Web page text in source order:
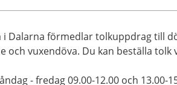
i Dalarna förmedlar tolkuppdrag till
och vuxendöva. Du kan beställa
- fredag 09.00-12.00 och 13.00-